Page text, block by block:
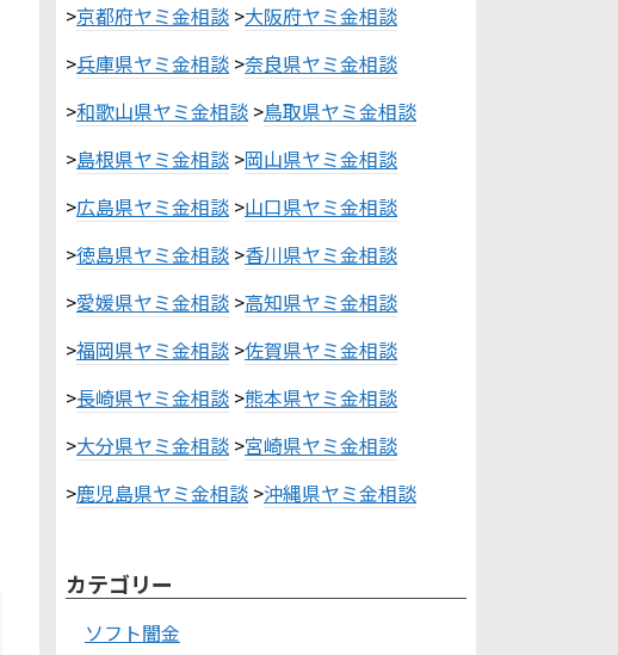
>京都府ヤミ金相談 >大阪府ヤミ金相談
>兵庫県ヤミ金相談 >奈良県ヤミ金相談
>和歌山県ヤミ金相談 >鳥取県ヤミ金相談
>島根県ヤミ金相談 >岡山県ヤミ金相談
>広島県ヤミ金相談 >山口県ヤミ金相談
>徳島県ヤミ金相談 >香川県ヤミ金相談
>愛媛県ヤミ金相談 >高知県ヤミ金相談
>福岡県ヤミ金相談 >佐賀県ヤミ金相談
>長崎県ヤミ金相談 >熊本県ヤミ金相談
>大分県ヤミ金相談 >宮崎県ヤミ金相談
>鹿児島県ヤミ金相談 >沖縄県ヤミ金相談
カテゴリー
ソフト闇金